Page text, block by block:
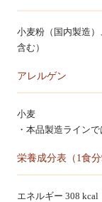
小麦粉（国内製造
含む）
アレルゲン
小麦
・本品製造ライン
栄養成分表（1食分
エネルギー 308 kcal